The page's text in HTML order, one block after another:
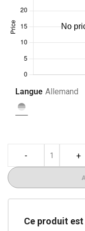
Langue Allemand
- +
Ce produit